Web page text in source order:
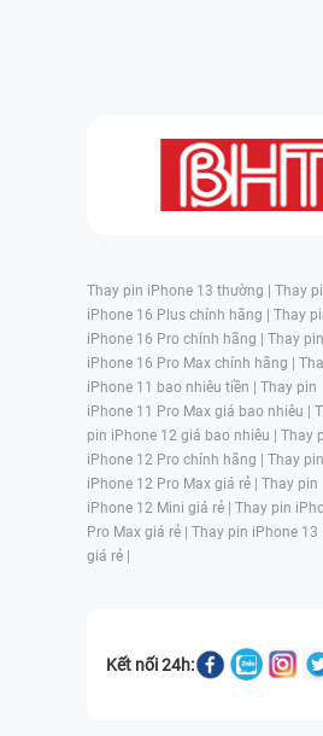
Thay pin iPhone 13 thường | Thay
iPhone 16 Plus chính hãng | Thay
iPhone 16 Pro chính hãng | Thay pin
iPhone 16 Pro Max chính hãng |
iPhone 11 bao nhiêu tiền | Thay pin
iPhone 11 Pro Max giá bao nhiêu |
pin iPhone 12 giá bao nhiêu | Thay
iPhone 12 Pro chính hãng | Thay pin
iPhone 12 Pro Max giá rẻ | Thay pin
iPhone 12 Mini giá rẻ | Thay pin
Pro Max giá rẻ | Thay pin iPhone 13
giá rẻ |
Kết nối 24h: